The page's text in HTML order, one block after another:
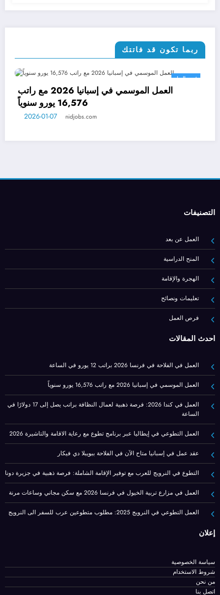
ربما تكون قد فاتتك
فرص العمل
العمل الموسمي في إسبانيا 2026 مع راتب
16,576 يورو سنوياً
2026-01-07 nidjobs.com
التصنيفات
العمل عن بعد
المنح الدراسية
الهجرة والإقامة
تعليمات ونصائح
فرص العمل
أحدث المقالات
العمل في الفلاحة في فرنسا 2026 براتب 12 يورو في الساعة
العمل الموسمي في إسبانيا 2026 مع راتب 16,576 يورو سنوياً
العمل في كندا 2026: فرصة ذهبية لعمال النظافة براتب يصل إلى 17 دولارًا في
الساعة
العمل التطوعي في إيطاليا عبر برنامج تطوع مع رعاية الاقامة والتاشيرة 2026
عقد عمل في إسبانيا متاح الآن في الفلاحة ببويبلا دي فيكار
التطوع في النرويج للعرب مع توفير الإقامة الشاملة: فرصة ذهبية في جزيرة دونا
العمل في مزارع تربية الخيول في فرنسا 2026 مع سكن مجاني وساعات مرنة
العمل التطوعي في النرويج 2025: مطلوب متطوعين عرب للسفر الى النرويج
إعلان
سياسة الخصوصية
شروط الاستخدام
من نحن
اتصل بنا